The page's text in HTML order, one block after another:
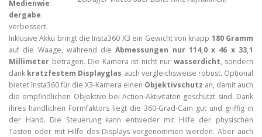
Medienwie
dergabe
verbessert.
Inklusive Akku bringt die Insta360 X3 ein Gewicht von knapp 180 Gramm
auf die Waage, während dieAbmessungen nur 114,0 x 46 x 33,1
Millimeter betragen. Die Kamera ist nicht nur wasserdicht, sondern
dank kratzfestem Displayglas auch vergleichsweise robust. Optional
bietet Insta360 für die X3-Kamera einen Objektivschutz an, damit auch
die empfindlichen Objektive bei Action-Aktivitäten geschützt sind. Dank
ihres handlichen Formfaktors liegt die 360-Grad-Cam gut und griffig in
der Hand. Die Steuerung kann entweder mit Hilfe der physischen
Tasten oder mit Hilfe des Displays vorgenommen werden. Aber auch